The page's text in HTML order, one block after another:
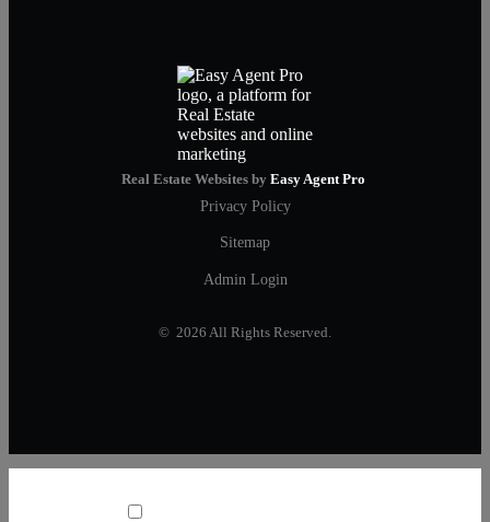
Real Estate Websites by Easy Agent Pro
Privacy Policy
Sitemap
Admin Login
© 2026 All Rights Reserved.